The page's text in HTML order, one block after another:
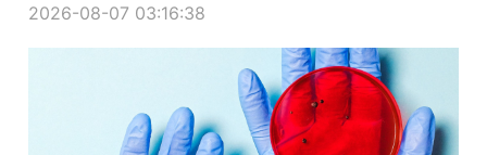
2026-08-07 03:16:38